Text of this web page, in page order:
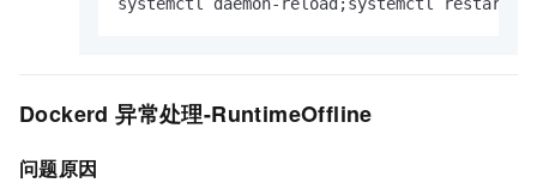
Dockerd 异常处理-RuntimeOffline
问题原因